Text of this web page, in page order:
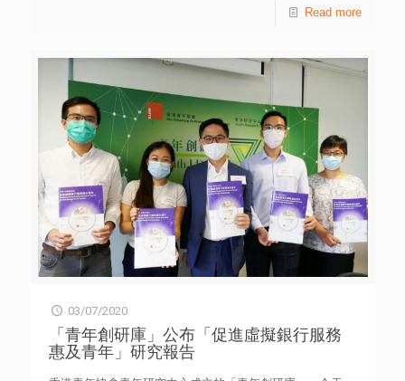
people experiencing similar issues, or seek resources for
society to address mental health issues, including Agent
of Change, Caritas Youth and Community Service, St.
James’ Settlement, The Hong Kong Federation of Youth
Groups and The Samaritans Hong[…]
Read more
03/07/2020
「青年創研庫」公布「促進虛擬銀行服務
惠及青年」研究報告